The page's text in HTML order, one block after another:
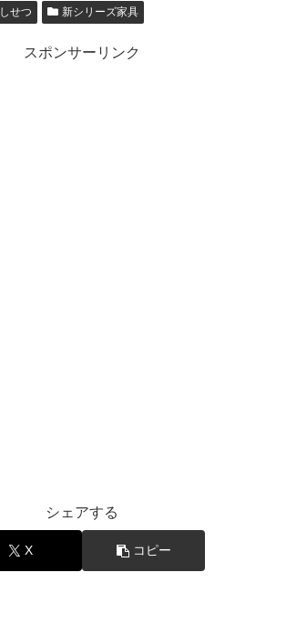
しせつ 新シリーズ家具
スポンサーリンク
シェアする
X コピー